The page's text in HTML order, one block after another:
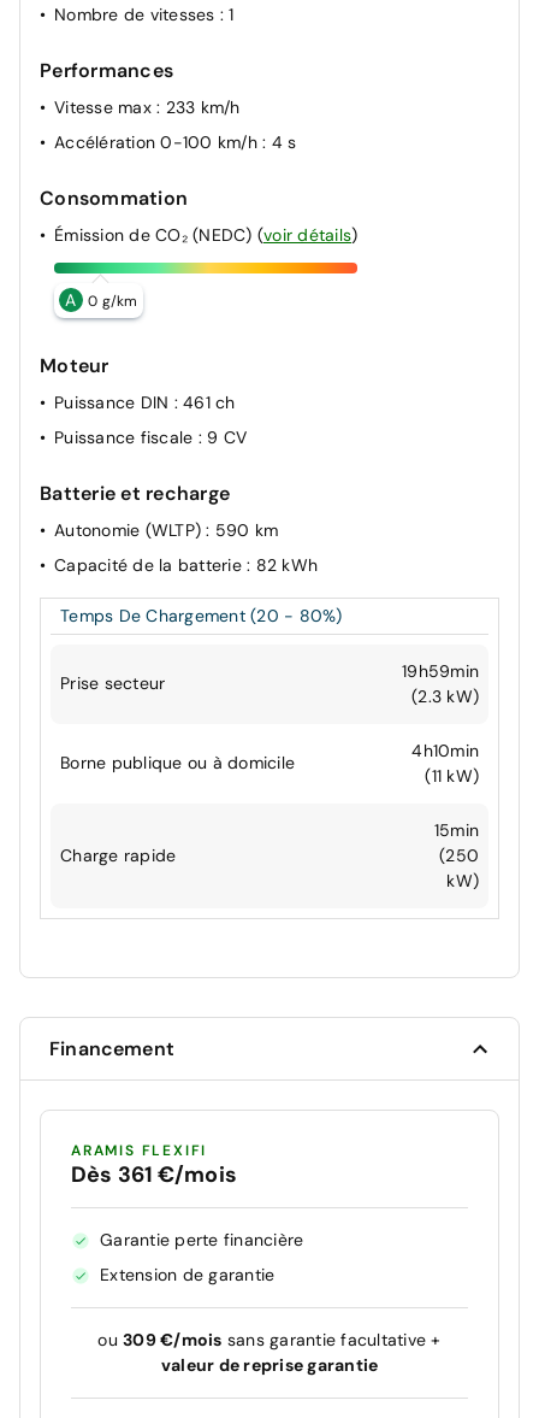
Nombre de vitesses : 1
Performances
Vitesse max : 233 km/h
Accélération 0-100 km/h : 4 s
Consommation
Émission de CO₂ (NEDC) (voir détails)
A 0 g/km
Moteur
Puissance DIN : 461 ch
Puissance fiscale : 9 CV
Batterie et recharge
Autonomie (WLTP): 590 km
Capacité de la batterie : 82 kWh
Temps De Chargement (20 - 80%)
Prise secteur
19h59min
(2.3 kW)
Borne publique ou à domicile
4h10min
(11 kW)
Charge rapide
15min
(250
kW)
Financement
ARAMIS FLEXIFI
Dès 361 €/mois
Garantie perte financière
Extension de garantie
ou309 €/mois sans garantie facultative +
valeur de reprise garantie